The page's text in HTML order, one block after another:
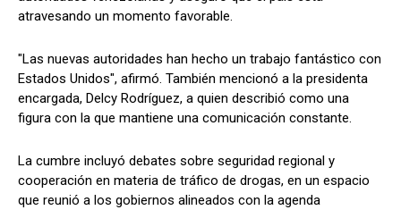
atravesando un momento favorable.
"Las nuevas autoridades han hecho un trabajo fantástico con
Estados Unidos", afirmó. También mencionó a la presidenta
encargada, Delcy Rodríguez, a quien describió como una
figura con la que mantiene una comunicación constante.
La cumbre incluyó debates sobre seguridad regional y
cooperación en materia de tráfico de drogas, en un espacio
que reunió a los gobiernos alineados con la agenda